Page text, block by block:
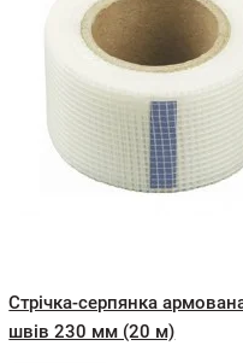
Стрічка-серпянка
швів 230 мм (20 м)